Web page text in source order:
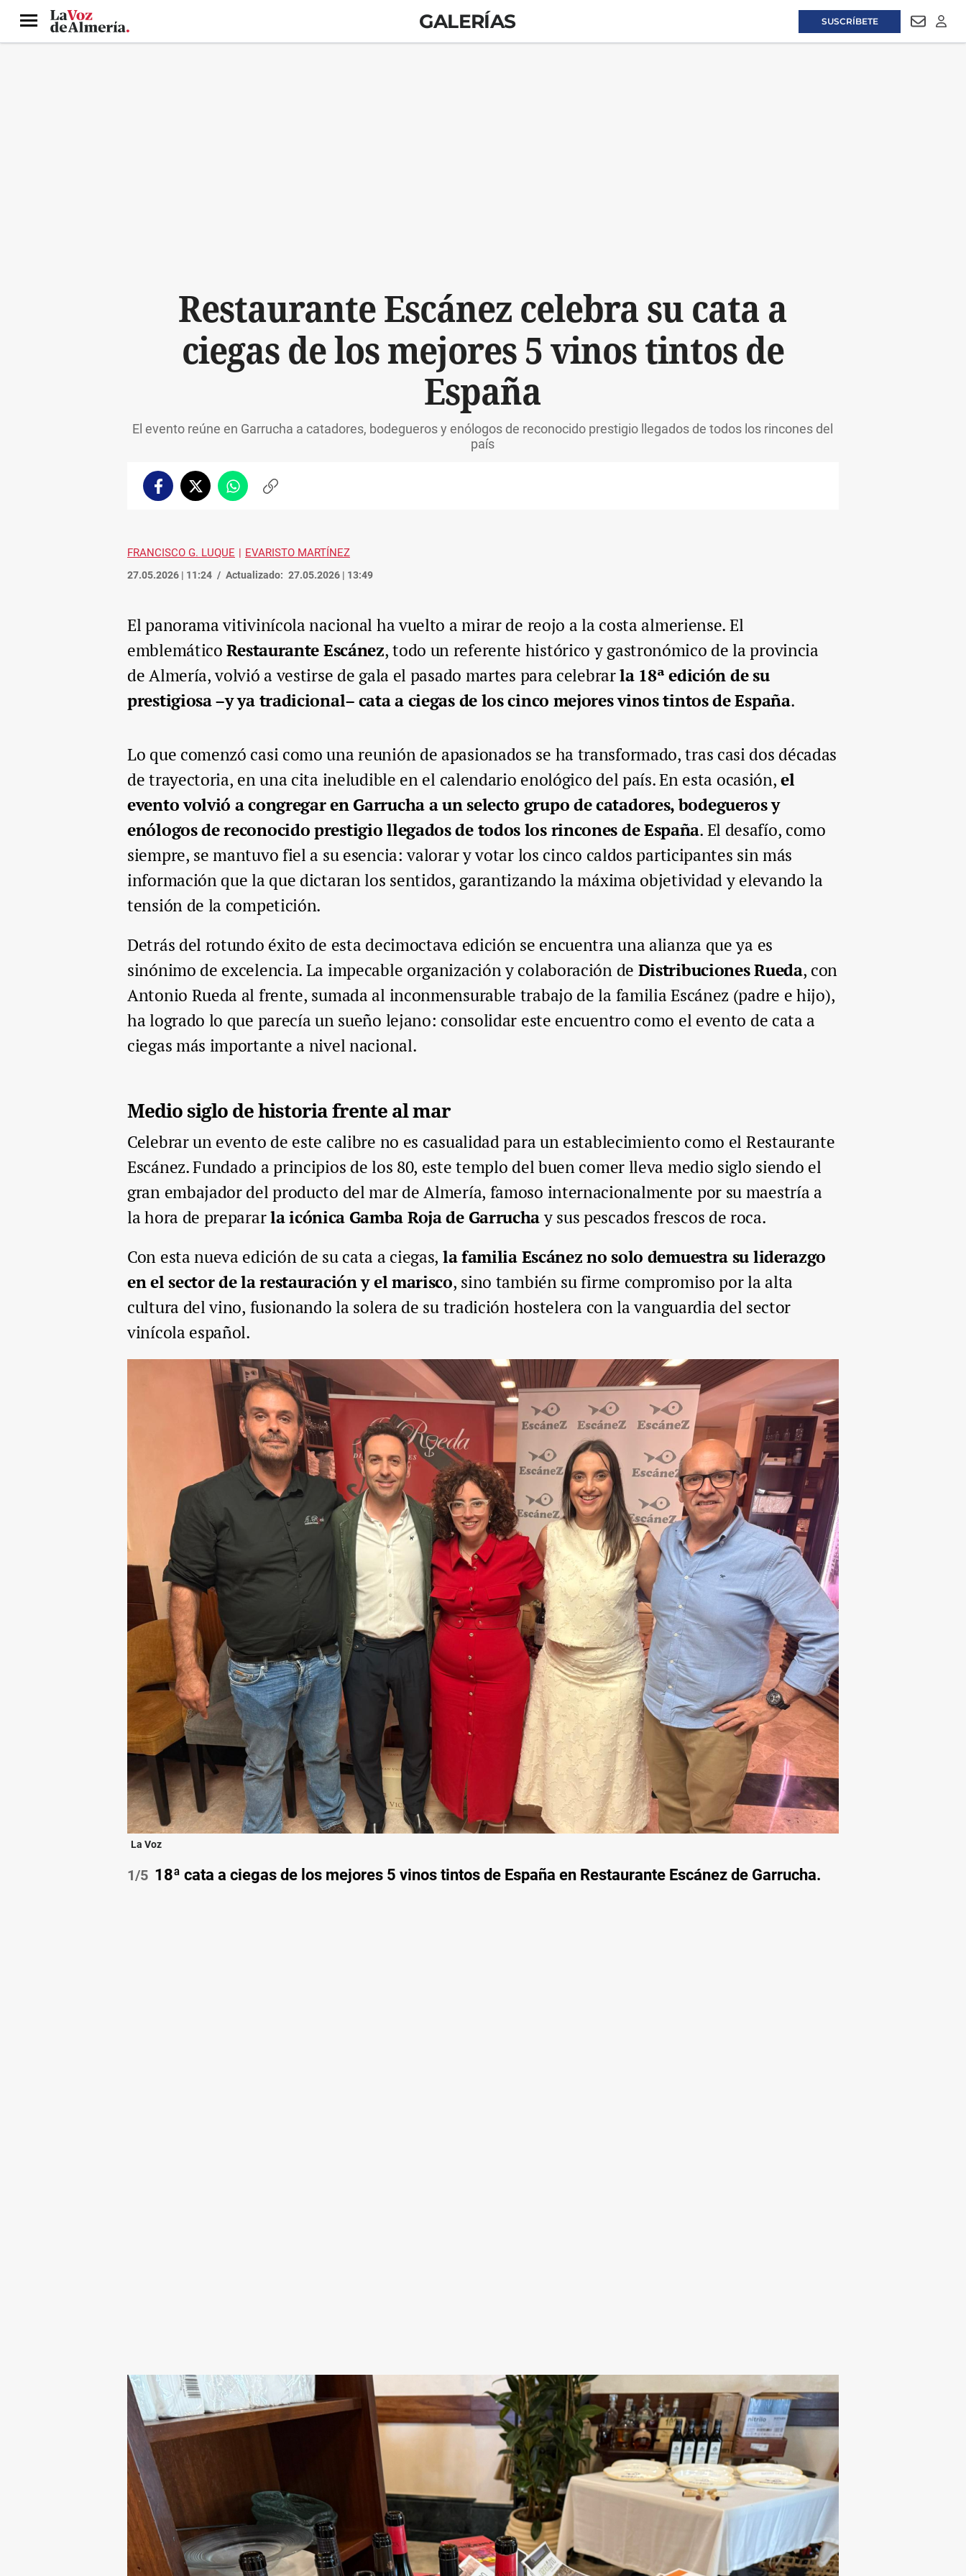
SUSCRÍBETE
Menú GALERÍAS
Restaurante Escánez celebra su cata a
ciegas de los mejores 5 vinos tintos de
España
El evento reúne en Garrucha a catadores, bodegueros y enólogos de reconocido prestigio llegados de todos los rincones del
país
FacebookTwitterWhatsappCopiar
FRANCISCO G. LUQUE EVARISTO MARTÍNEZ
27.05.2026 | 11:24 Actualizado: 27.05.2026 | 13:49
El panorama vitivinícola nacional ha vuelto a mirar de reojo a la costa almeriense. El
emblemáticoRestaurante Escánez, todo un referente histórico y gastronómico de la provincia
de Almería, volvió a vestirse de gala el pasado martes para celebrarla 18ª edición de su
prestigiosa –y ya tradicional– cata a ciegas de los cinco mejores vinos tintos de España.
Lo que comenzó casi como una reunión de apasionados se ha transformado, tras casi dos décadas
de trayectoria, en una cita ineludible en el calendario enológico del país. En esta ocasión,el
evento volvió a congregar en Garrucha a un selecto grupo de catadores, bodegueros y
enólogos de reconocido prestigio llegados de todos los rincones de España. El desafío, como
siempre, se mantuvo fiel a su esencia: valorar y votar los cinco caldos participantes sin más
información que la que dictaran los sentidos, garantizando la máxima objetividad y elevando la
tensión de la competición.
Detrás del rotundo éxito de esta decimoctava edición se encuentra una alianza que ya es
sinónimo de excelencia. La impecable organización y colaboración de Distribuciones Rueda, con
Antonio Rueda al frente, sumada al inconmensurable trabajo de la familia Escánez (padre e hijo),
ha logrado lo que parecía un sueño lejano: consolidar este encuentro como el evento de cata a
ciegas más importante a nivel nacional.
Medio siglo de historia frente al mar
Celebrar un evento de este calibre no es casualidad para un establecimiento como el Restaurante
Escánez. Fundado a principios de los 80, este templo del buen comer lleva medio siglo siendo el
gran embajador del producto del mar de Almería, famoso internacionalmente por su maestría a
la hora de prepararla icónica Gamba Roja de Garruchay sus pescados frescos de roca.
Con esta nueva edición de su cata a ciegas, la familia Escánez no solo demuestra su liderazgo
en el sector de la restauración y el marisco, sino también su firme compromiso por la alta
cultura del vino, fusionando la solera de su tradición hostelera con la vanguardia del sector
vinícola español.
La Voz
/5 18ª cata a ciegas de los mejores 5 vinos tintos de España en Restaurante Escánez de Garrucha.